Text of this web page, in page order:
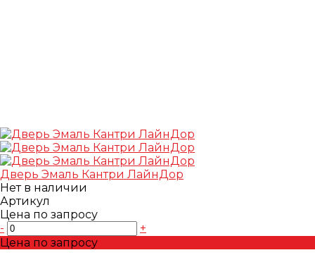
Дверь Эмаль Кантри ЛайнДор
Нет в наличии
Артикул
Цена по запросу
-
+
Цена по запросу